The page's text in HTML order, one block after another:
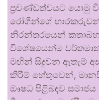
ප්‍රචණ්ඩත්වයට යොමු
රෝගීන්ගේ
නිරන්තරයෙන්
විශේෂයෙන්ම
මඟින් සිදුවන ඇතැම්
කිරීම් හේතුවෙන්,
ඖෂධ පිළිබඳව